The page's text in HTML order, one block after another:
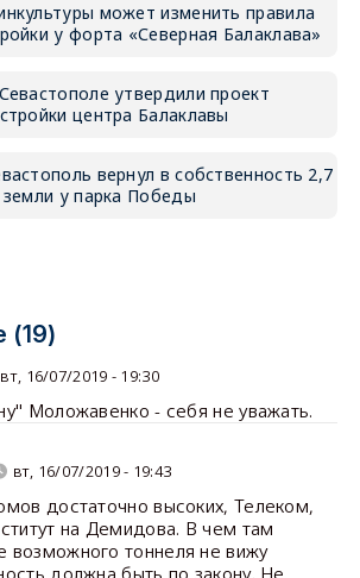
может изменить правила
у форта «Северная Балаклава»
утвердили проект
центра Балаклавы
вернул в собственность 2,7
земли у парка Победы
(19)
вт, 16/07/2019 - 19:30
Моложавенко - себя не уважать.
вт, 16/07/2019 - 19:43
достаточно высоких, Телеком,
на Демидова. В чем там
возможного тоннеля не вижу